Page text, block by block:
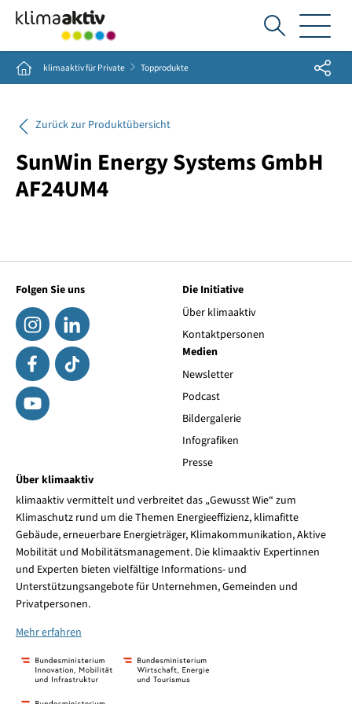
Ich
suche...
Home klimaaktiv für Private Topprodukte Share
Zurück zur Produktübersicht
SunWin Energy Systems GmbH
AF24UM4
Folgen Sie uns
Die Initiative
Über klimaaktiv
Kontaktpersonen
Medien
Newsletter
Podcast
Bildergalerie
Infografiken
Presse
Über klimaaktiv
klimaaktiv vermittelt und verbreitet das „Gewusst Wie“ zum
Klimaschutz rund um die Themen Energieeffizienz, klimafitte
Gebäude, erneuerbare Energieträger, Klimakommunikation, Aktive
Mobilität und Mobilitätsmanagement. Die klimaaktiv Expertinnen
und Experten bieten vielfältige Informations- und
Unterstützungsangebote für Unternehmen, Gemeinden und
Privatpersonen.
Mehr erfahren